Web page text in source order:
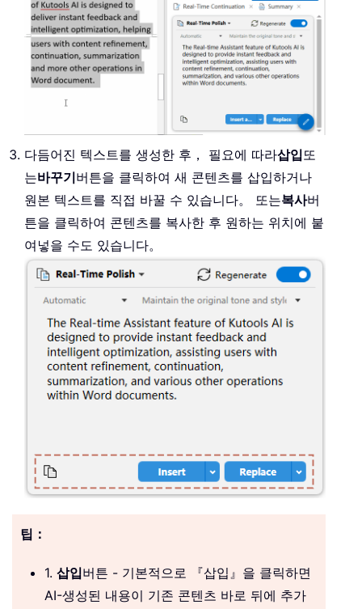
다듬어진 텍스트를 생성한 후， 필요에 따라삽입또
는바꾸기버튼을 클릭하여 새 콘텐츠를 삽입하거나
원본 텍스트를 직접 바꿀 수 있습니다。 또는복사버
튼을 클릭하여 콘텐츠를 복사한 후 원하는 위치에 붙
여넣을 수도 있습니다。
팁：
1. 삽입버튼 - 기본적으로 『삽입』을 클릭하면
AI-생성된 내용이 기존 콘텐츠 바로 뒤에 추가